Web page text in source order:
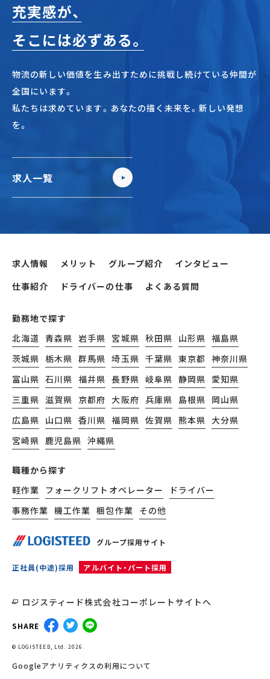
充実感が、
そこには必ずある。
物流の新しい価値を生み出すために挑戦し続けている仲間が
全国にいます。
私たちは求めています。あなたの描く未来を。新しい発想
を。
求人一覧
グループ採用サイト
正社員(中途)採用 アルバイト・パート採用
ロジスティード株式会社コーポレートサイトへ
SHARE
© LOGISTEED, Ltd. 2026.
Googleアナリティクスの利用について
求人情報 メリット グループ紹介
インタビュー
仕事紹介
ドライバーの仕事 よくある質問
勤務地で探す
北海道 青森県 岩手県 宮城県 秋田県 山形県 福島県
茨城県 栃木県 群馬県 埼玉県 千葉県 東京都 神奈川県
富山県 石川県 福井県 長野県 岐阜県 静岡県 愛知県
三重県 滋賀県 京都府 大阪府 兵庫県 島根県 岡山県
広島県 山口県 香川県 福岡県 佐賀県 熊本県 大分県
宮崎県 鹿児島県 沖縄県
職種から探す
軽作業
フォークリフトオペレーター
ドライバー
事務作業 機工作業 梱包作業 その他